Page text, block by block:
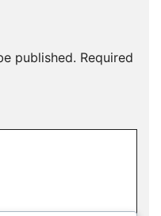
published. Required